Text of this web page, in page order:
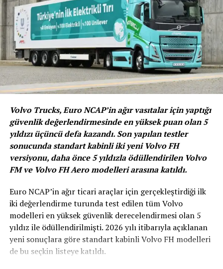
Volvo Trucks, Euro NCAP’in ağır vasıtalar için yaptığı
güvenlik değerlendirmesinde en yüksek puan olan 5
yıldızı üçüncü defa kazandı. Son yapılan testler
sonucunda standart kabinli iki yeni Volvo FH
versiyonu, daha önce 5 yıldızla ödüllendirilen Volvo
FM ve Volvo FH Aero modelleri arasına katıldı.
Euro NCAP’in ağır ticari araçlar için gerçekleştirdiği ilk
iki değerlendirme turunda test edilen tüm Volvo
modelleri en yüksek güvenlik derecelendirmesi olan 5
yıldız ile ödüllendirilmişti. 2026 yılı itibarıyla açıklanan
yeni sonuçlara göre standart kabinli Volvo FH modelleri
de bu seçkin listeye katıldı.